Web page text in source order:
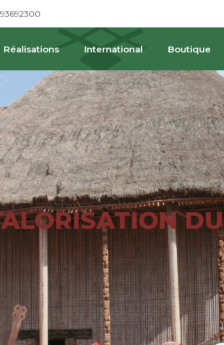
Réalisations International Boutique
DU